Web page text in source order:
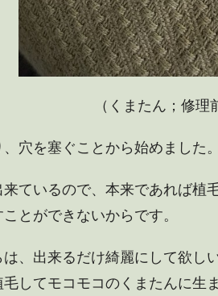
（くまたん；修理
穴を塞ぐことから始めました
来ているので、本来であれば植
とができないからです。
、出来るだけ綺麗にして欲し
してモコモコのくまたんに生